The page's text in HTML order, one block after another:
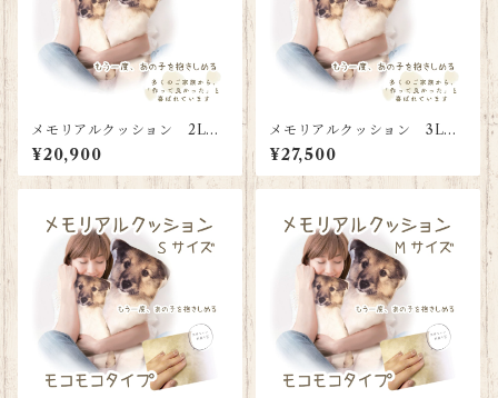
メモリアルクッション 2Lサ
イズ（背面名入れタイプ）
¥20,900
メモリアルクッション 3Lサ
イズ（背面名入れタイプ）
¥27,500